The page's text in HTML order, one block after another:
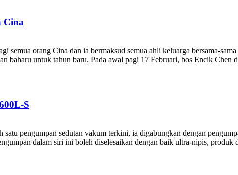
Cina
semua orang Cina dan ia bermaksud semua ahli keluarga bersama-
baharu untuk tahun baru. Pada awal pagi 17 Februari, bos Encik Chen
S
satu pengumpan sedutan vakum terkini, ia digabungkan dengan
dalam siri ini boleh diselesaikan dengan baik ultra-nipis,